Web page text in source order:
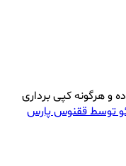
و هرگونه کپی برداری
توسط ققنوس پارس